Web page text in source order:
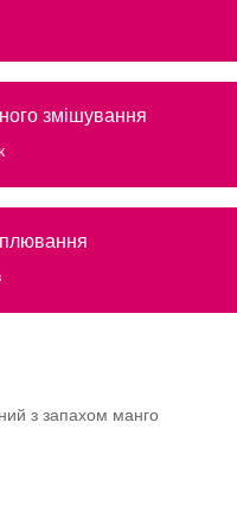
змішування
з запахом манго